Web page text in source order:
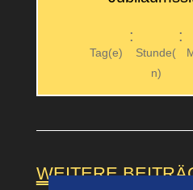
Tag(e)
:
Stunde(
n)
:
WEITERE